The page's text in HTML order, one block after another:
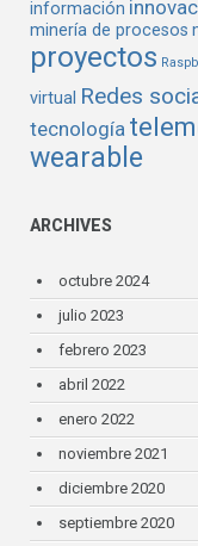
información
minería de procesos
proyectos
virtual Redes
tecnología
wearable
ARCHIVES
octubre 2024
julio 2023
febrero 2023
abril 2022
enero 2022
noviembre 2021
diciembre 2020
septiembre 2020